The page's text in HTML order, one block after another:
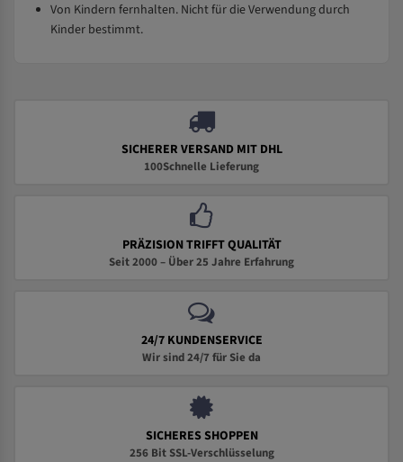
Von Kindern fernhalten. Nicht für die Verwendung durch
Kinder bestimmt.
SICHERER VERSAND MIT DHL
100Schnelle Lieferung
PRÄZISION TRIFFT QUALITÄT
Seit 2000 – Über 25 Jahre Erfahrung
24/7 KUNDENSERVICE
Wir sind 24/7 für Sie da
SICHERES SHOPPEN
256 Bit SSL-Verschlüsselung